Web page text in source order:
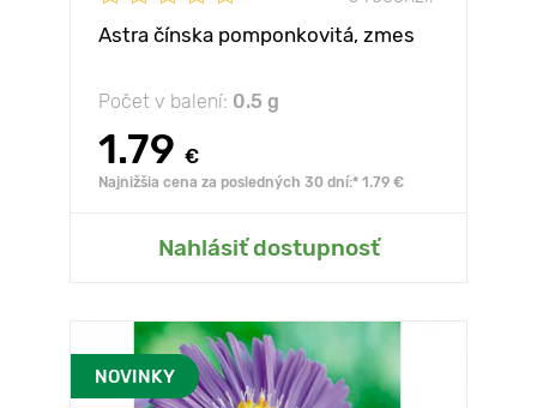
Astra čínska pomponkovitá, zmes
Počet v balení: 0.5 g
1.79 €
Najnižšia cena za posledných 30 dní:* 1.79 €
Nahlásiť dostupnosť
NOVINKY